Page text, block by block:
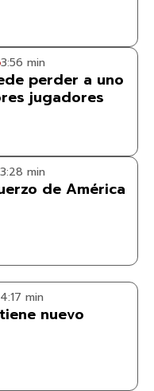
3:56 min
perder a uno
jugadores
3:28 min
de América
4:17 min
nuevo